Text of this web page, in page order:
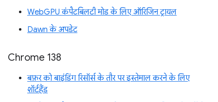
WebGPU कंपैटबिलटी मोड के लिए ऑरिजिन ट्रायल
Dawn के अपडेट
Chrome 138
बफ़र को बाइंडिंग रिसॉर्स के तौर पर इस्तेमाल करने के लिए
शॉर्टहैंड